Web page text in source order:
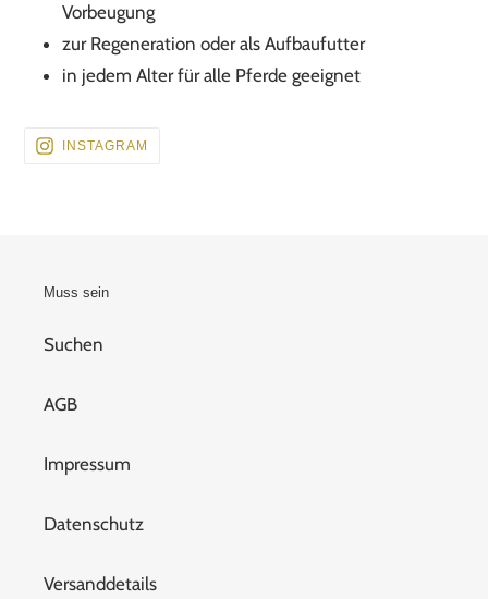
Vorbeugung
zur Regeneration oder als Aufbaufutter
in jedem Alter für alle Pferde geeignet
INSTAGRAM
Muss sein
Suchen
AGB
Impressum
Datenschutz
Versanddetails